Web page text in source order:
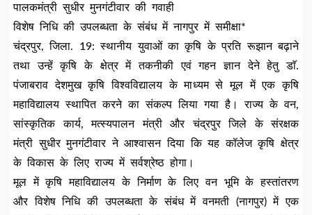
पालकमंत्री सुधीर मुनगंटीवार की गवाही
विशेष निधि की उपलब्धता के संबंध में नागपुर में समीक्षा*
चंद्रपुर, जिला. 19: स्थानीय युवाओं का कृषि के प्रति रूझान बढ़ाने
तथा उन्हें कृषि के क्षेत्र में तकनीकी एवं गहन ज्ञान देने हेतु डाॅ.
पंजाबराव देशमुख कृषि विश्वविद्यालय के माध्यम से मूल में एक कृषि
महाविद्यालय स्थापित करने का संकल्प लिया गया है। राज्य के वन,
सांस्कृतिक कार्य, मत्स्यपालन मंत्री और चंद्रपुर जिले के संरक्षक
मंत्री सुधीर मुनगंटीवार ने आश्वासन दिया कि यह कॉलेज कृषि क्षेत्र
के विकास के लिए राज्य में सर्वश्रेष्ठ होगा।
मूल में कृषि महाविद्यालय के निर्माण के लिए वन भूमि के हस्तांतरण
और विशेष निधि की उपलब्धता के संबंध में वनमती (नागपुर) में एक